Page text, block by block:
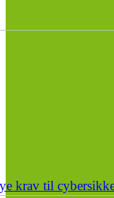
krav til